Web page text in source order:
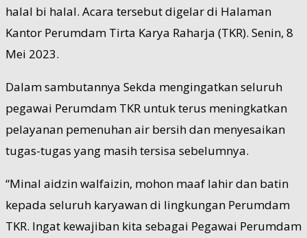
halal bi halal. Acara tersebut digelar di Halaman
Kantor Perumdam Tirta Karya Raharja (TKR). Senin, 8
Mei 2023.
Dalam sambutannya Sekda mengingatkan seluruh
pegawai Perumdam TKR untuk terus meningkatkan
pelayanan pemenuhan air bersih dan menyesaikan
tugas-tugas yang masih tersisa sebelumnya.
“Minal aidzin walfaizin, mohon maaf lahir dan batin
kepada seluruh karyawan di lingkungan Perumdam
TKR. Ingat kewajiban kita sebagai Pegawai Perumdam